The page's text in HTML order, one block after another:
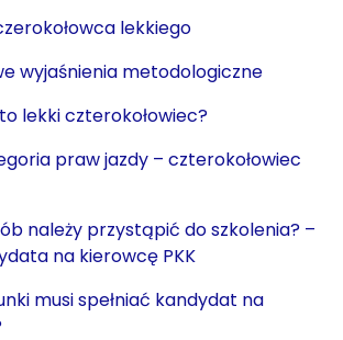
lekkiego
wyjaśnienia metodologiczne
lekki czterokołowiec?
praw jazdy – czterokołowiec
należy przystąpić do szkolenia? –
na kierowcę PKK
musi spełniać kandydat na